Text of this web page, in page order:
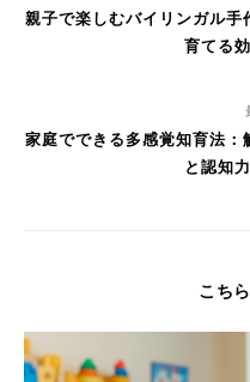
親子で楽しむバイリンガル
育てる
家庭でできる多感覚知育法：
と認知
こち